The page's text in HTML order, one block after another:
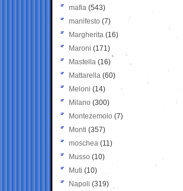
mafia (543)
manifesto (7)
Margherita (16)
Maroni (171)
Mastella (16)
Mattarella (60)
Meloni (14)
Milano (300)
Montezemolo (7)
Monti (357)
moschea (11)
Musso (10)
Muti (10)
Napoli (319)